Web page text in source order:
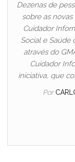
Dezenas de
sobre as
Cuidador
Social e Saúde
através do
Cuidador
iniciativa, que
Por